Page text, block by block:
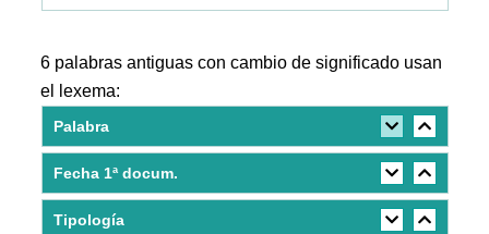
6 palabras antiguas con cambio de significado usan
el lexema:
Palabra
Fecha 1ª docum.
Tipología